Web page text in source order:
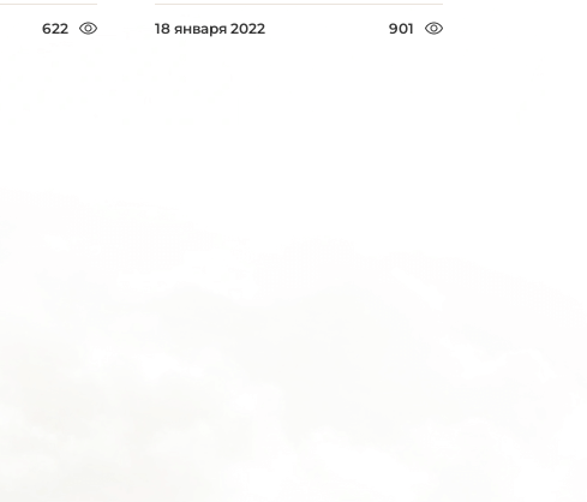
622 18 января 2022 901